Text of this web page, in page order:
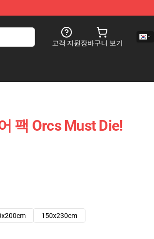
고객 지원장바구니 보기
팩 Orcs Must Die!
150x230cm